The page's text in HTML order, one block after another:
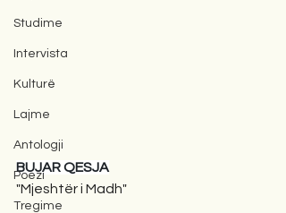
Studime
Intervista
Kulturë
Lajme
Antologji
Poezi
Tregime
BUJAR QESJA
"Mjeshtër i Madh"